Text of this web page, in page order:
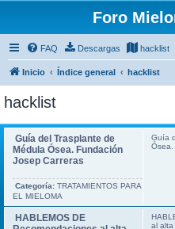
Foro
FAQ Descargas hacklist
Inicio Índice general hacklist
hacklist
Guía del Trasplante de
Médula Ósea. Fundación
Josep Carreras
Categoría: TRATAMIENTOS PARA
EL MIELOMA
Guía
Ósea.
HABLEMOS DE
al alta